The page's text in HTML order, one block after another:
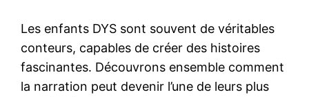
Les enfants DYS sont souvent de véritables
conteurs, capables de créer des histoires
fascinantes. Découvrons ensemble comment
la narration peut devenir l’une de leurs plus